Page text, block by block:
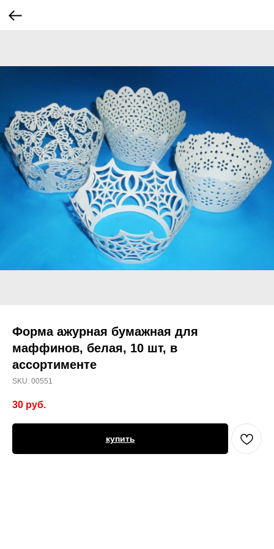
Форма ажурная бумажная для
маффинов, белая, 10 шт, в
ассортименте
SKU: 00551
30 руб.
купить